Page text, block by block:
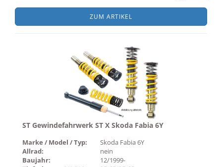
ZUM ARTIKEL
ST Gewindefahrwerk ST X Skoda Fabia 6Y
Marke / Model / Typ:
Skoda Fabia 6Y
Allrad:
nein
Baujahr:
12/1999-